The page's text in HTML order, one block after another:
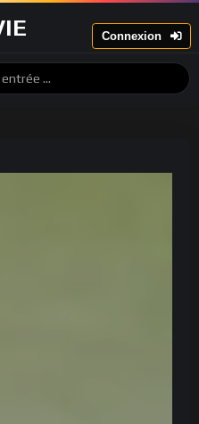
Connexion